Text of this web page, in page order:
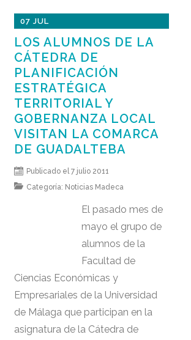
07 JUL
LOS ALUMNOS DE LA
CÁTEDRA DE
PLANIFICACIÓN
ESTRATÉGICA
TERRITORIAL Y
GOBERNANZA LOCAL
VISITAN LA COMARCA
DE GUADALTEBA
Publicado el 7 julio 2011
Categoría: Noticias Madeca
El pasado mes de
mayo el grupo de
alumnos de la
Facultad de
Ciencias Económicas y
Empresariales de la Universidad
de Málaga que participan en la
asignatura de la Cátedra de